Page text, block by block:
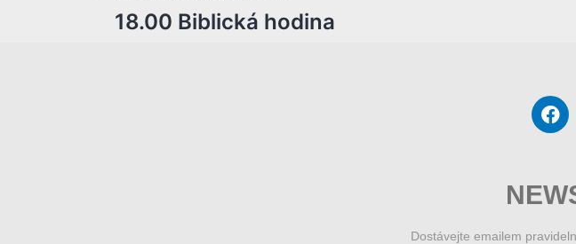
18.00 Biblická hodina
Dostávejte emailem